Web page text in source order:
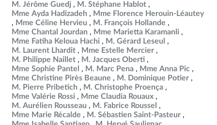
M. Jérôme Guedj
M. Stéphane Hablot
Mme Ayda Hadizadeh
Mme Florence Herouin-Léautey
Mme Céline Hervieu
M. François Hollande
Mme Chantal Jourdan
Mme Marietta Karamanli
Mme Fatiha Keloua Hachi
M. Gérard Leseul
M. Laurent Lhardit
Mme Estelle Mercier
M. Philippe Naillet
M. Jacques Oberti
Mme Sophie Pantel
M. Marc Pena
Mme Anna Pic
Mme Christine Pirès Beaune
M. Dominique Potier
M. Pierre Pribetich
M. Christophe Proença
Mme Valérie Rossi
Mme Claudia Rouaux
M. Aurélien Rousseau
M. Fabrice Roussel
Mme Marie Récalde
M. Sébastien Saint-Pasteur